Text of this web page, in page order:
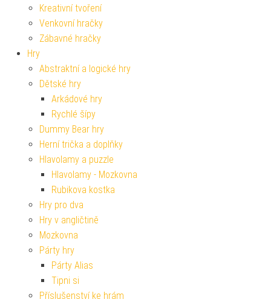
Kreativní tvoření
Venkovní hračky
Zábavné hračky
Hry
Abstraktní a logické hry
Dětské hry
Arkádové hry
Rychlé šípy
Dummy Bear hry
Herní trička a doplňky
Hlavolamy a puzzle
Hlavolamy - Mozkovna
Rubikova kostka
Hry pro dva
Hry v angličtině
Mozkovna
Párty hry
Párty Alias
Tipni si
Příslušenství ke hrám